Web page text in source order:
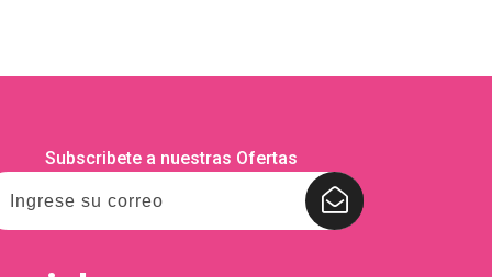
Subscribete a nuestras Ofertas